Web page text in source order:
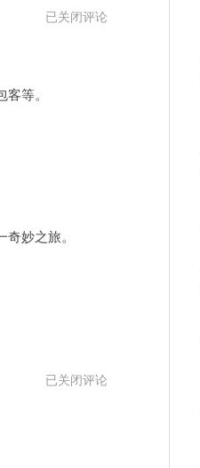
西
部
已关闭评论
等。
妙之旅。
西
部
已关闭评论